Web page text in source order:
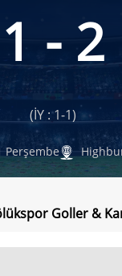
1 - 2
(İY : 1-1)
Perşembe
Goller &